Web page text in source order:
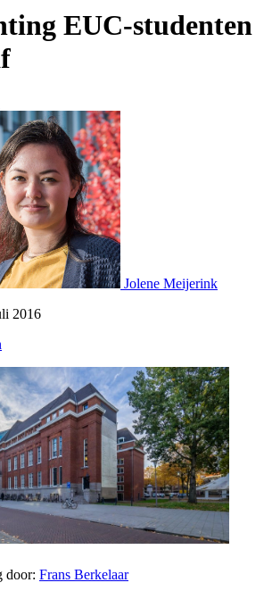
EUC-studenten
Jolene Meijerink
2016
door: Frans Berkelaar